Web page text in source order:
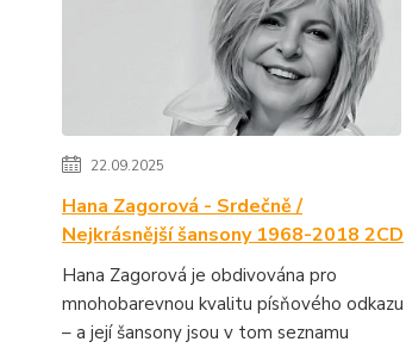
22.09.2025
Hana Zagorová - Srdečně /
Nejkrásnější šansony 1968-2018 2CD
Hana Zagorová je obdivována pro
mnohobarevnou kvalitu písňového odkazu
– a její šansony jsou v tom seznamu